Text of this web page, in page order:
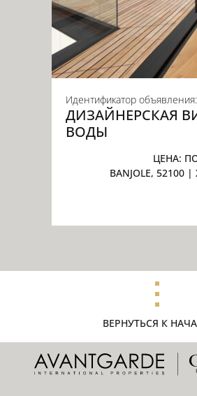
Идентификатор объявления:
ДИЗАЙНЕРСКАЯ
ВОДЫ
ЦЕНА:
BANJOLE, 52100 |
ВЕРНУТЬСЯ К